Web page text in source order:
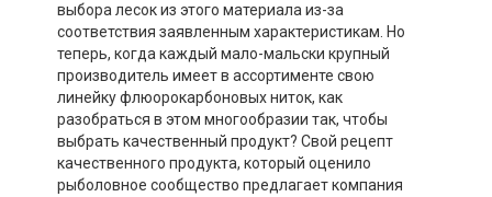
выбора лесок из этого материала из-за
соответствия заявленным характеристикам. Но
теперь, когда каждый мало-мальски крупный
производитель имеет в ассортименте свою
линейку флюорокарбоновых ниток, как
разобраться в этом многообразии так, чтобы
выбрать качественный продукт? Свой рецепт
качественного продукта, который оценило
рыболовное сообщество предлагает компания